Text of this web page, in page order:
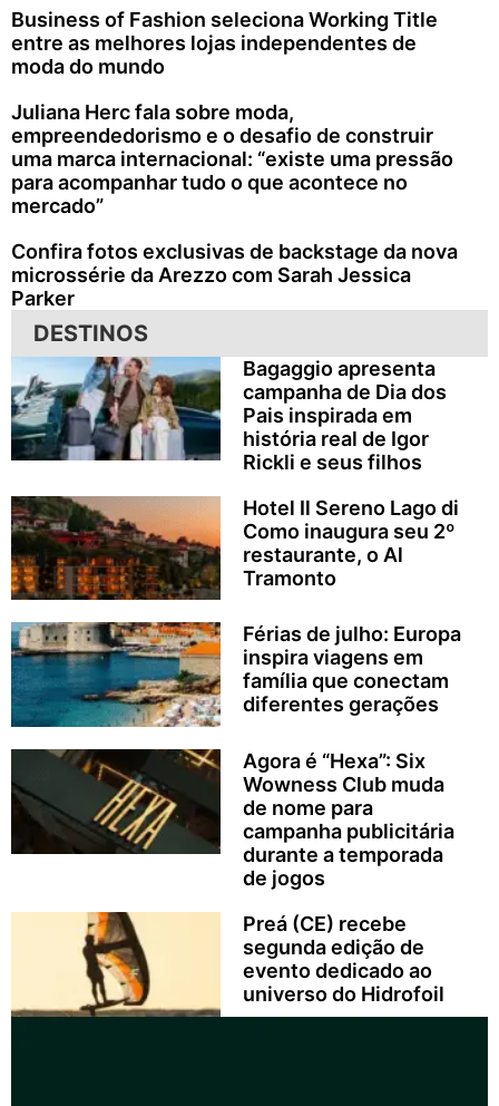
Business of Fashion seleciona Working Title
entre as melhores lojas independentes de
moda do mundo
Juliana Herc fala sobre moda,
empreendedorismo e o desafio de construir
uma marca internacional: “existe uma pressão
para acompanhar tudo o que acontece no
mercado”
Confira fotos exclusivas de backstage da nova
microssérie da Arezzo com Sarah Jessica
Parker
DESTINOS
Bagaggio apresenta
campanha de Dia dos
Pais inspirada em
história real de Igor
Rickli e seus filhos
Hotel Il Sereno Lago di
Como inaugura seu 2º
restaurante, o Al
Tramonto
Férias de julho: Europa
inspira viagens em
família que conectam
diferentes gerações
Agora é “Hexa”: Six
Wowness Club muda
de nome para
campanha publicitária
durante a temporada
de jogos
Preá (CE) recebe
segunda edição de
evento dedicado ao
universo do Hidrofoil